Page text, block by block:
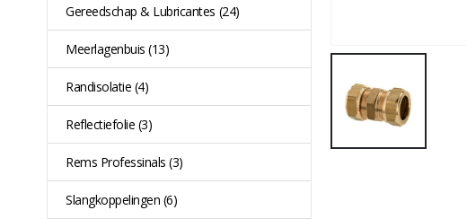
Gereedschap & Lubricantes (24)
Meerlagenbuis (13)
Randisolatie (4)
Reflectiefolie (3)
Rems Professinals (3)
Slangkoppelingen (6)